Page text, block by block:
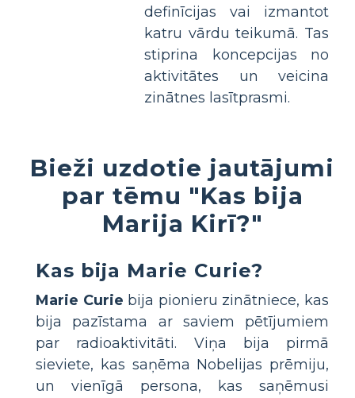
definīcijas vai izmantot
katru vārdu teikumā. Tas
stiprina koncepcijas no
aktivitātes un veicina
zinātnes lasītprasmi.
Bieži uzdotie jautājumi
par tēmu "Kas bija
Marija Kirī?"
Kas bija Marie Curie?
Marie Curie bija pionieru zinātniece, kas
bija pazīstama ar saviem pētījumiem
par radioaktivitāti. Viņa bija pirmā
sieviete, kas saņēma Nobelijas prēmiju,
un vienīgā persona, kas saņēmusi